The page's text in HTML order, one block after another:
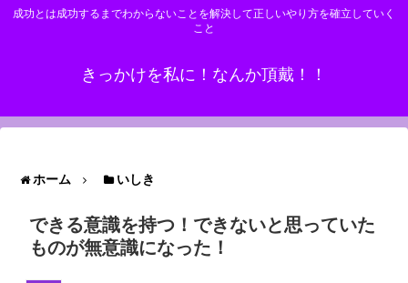
成功とは成功するまでわからないことを解決して正しいやり方を確立していく
こと
きっかけを私に！なんか頂戴！！
ホーム いしき
できる意識を持つ！できないと思っていた
ものが無意識になった！